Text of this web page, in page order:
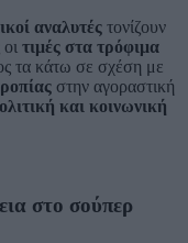
αναλυτές τονίζουν
τιμές στα τρόφιμα
τα κάτω σε σχέση με
στην αγοραστική
και κοινωνική
στο σούπερ